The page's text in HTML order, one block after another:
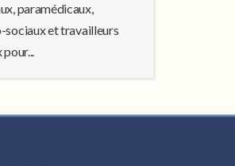
paramédicaux,
sociaux et travailleurs